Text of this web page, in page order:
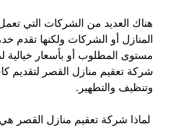
هناك العديد من الشركات التي
المنازل أو الشركات ولكنها تقدم
مستوى المطلوب أو بأسعار
شركة تعقيم منازل القصر لتقديم
وتنظيف والتطهير.
لماذا شركة تعقيم منازل القصر